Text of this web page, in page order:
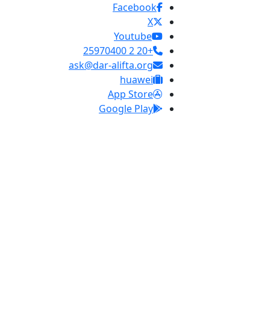
Facebook
X
Youtube
+20 2 25970400
ask@dar-alifta.org
huawei
App Store
Google Play